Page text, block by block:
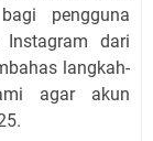
pengguna
Instagram dari
langkah-
agar akun